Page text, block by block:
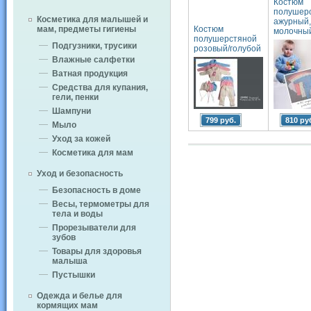
Косметика для малышей и
мам, предметы гигиены
Подгузники, трусики
Влажные салфетки
Ватная продукция
Средства для купания,
гели, пенки
Шампуни
Мыло
Уход за кожей
Косметика для мам
Уход и безопасность
Безопасность в доме
Весы, термометры для
тела и воды
Прорезыватели для
зубов
Товары для здоровья
малыша
Пустышки
Одежда и белье для
кормящих мам
Костюм
полушерстяной
розовый/голубой
799 руб.
ажурный,
810